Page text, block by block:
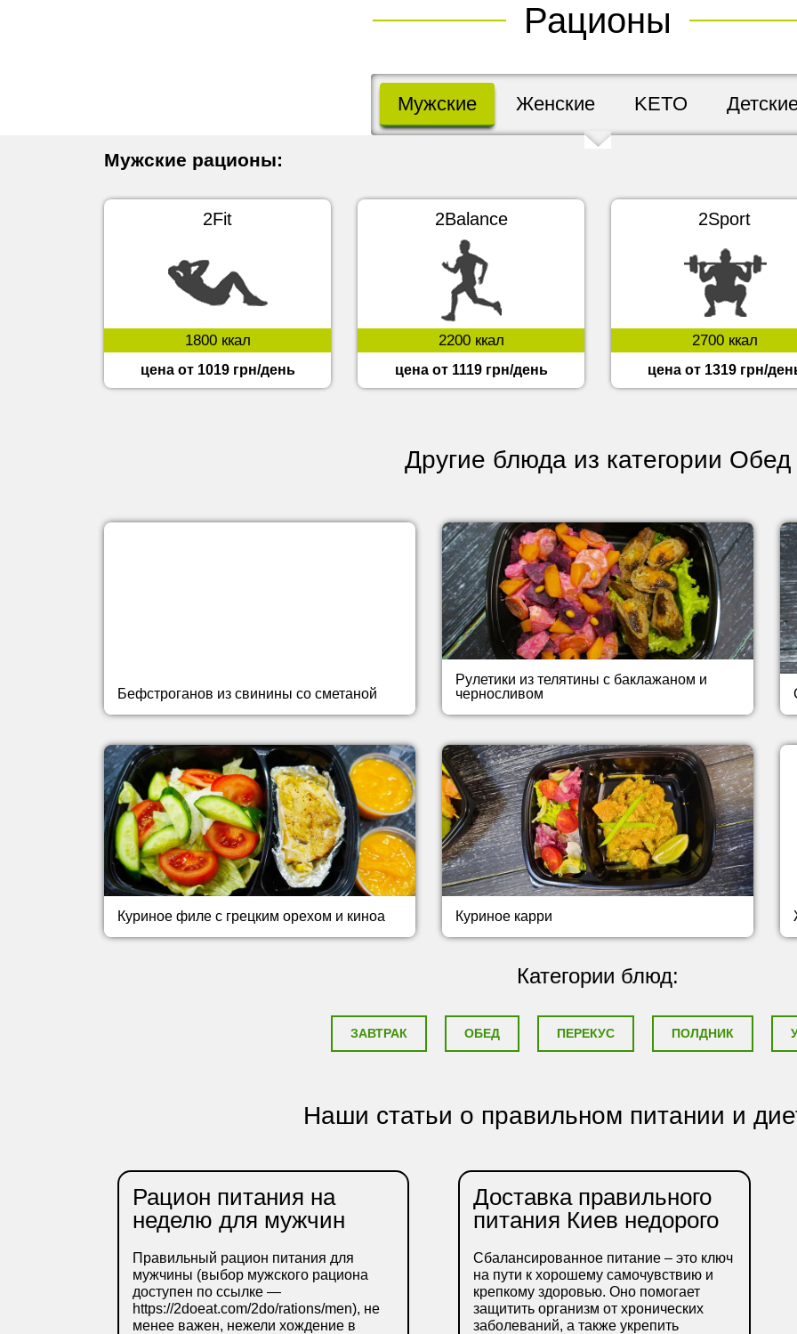
Рационы
Мужские Женские KETO
Мужские рационы:
2Fit
1800 ккал
цена от 1019 грн/день
2Balance
2200 ккал
цена от 1119 грн/день
2Sport
2700 ккал
цена от 1319 грн/
Другие блюда из категории Обед
Бефстроганов из свинины со сметаной
Рулетики из телятины с баклажаном и
черносливом
Куриное филе с грецким орехом и киноа Куриное карри
Категории блюд:
ЗАВТРАК ОБЕД ПЕРЕКУС ПОЛДНИК
Наши статьи о правильном питании и
Рацион питания на
неделю для мужчин
Правильный рацион питания для
мужчины (выбор мужского рациона
доступен по ссылке —
https://2doeat.com/2do/rations/men), не
менее важен, нежели хождение в
Доставка правильного
питания Киев недорого
Сбалансированное питание – это ключ
на пути к хорошему самочувствию и
крепкому здоровью. Оно помогает
защитить организм от хронических
заболеваний, а также укрепить